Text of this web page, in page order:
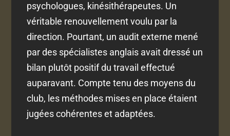
psychologues, kinésithérapeutes. Un
véritable renouvellement voulu par la
direction. Pourtant, un audit externe mené
par des spécialistes anglais avait dressé un
bilan plutôt positif du travail effectué
auparavant. Compte tenu des moyens du
club, les méthodes mises en place étaient
jugées cohérentes et adaptées.